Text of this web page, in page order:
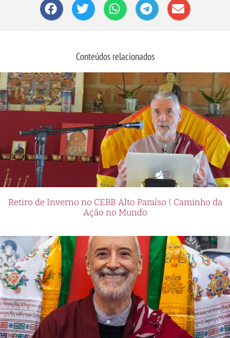
Conteúdos relacionados
Retiro de Inverno no CEBB Alto Paraíso | Caminho da
Ação no Mundo